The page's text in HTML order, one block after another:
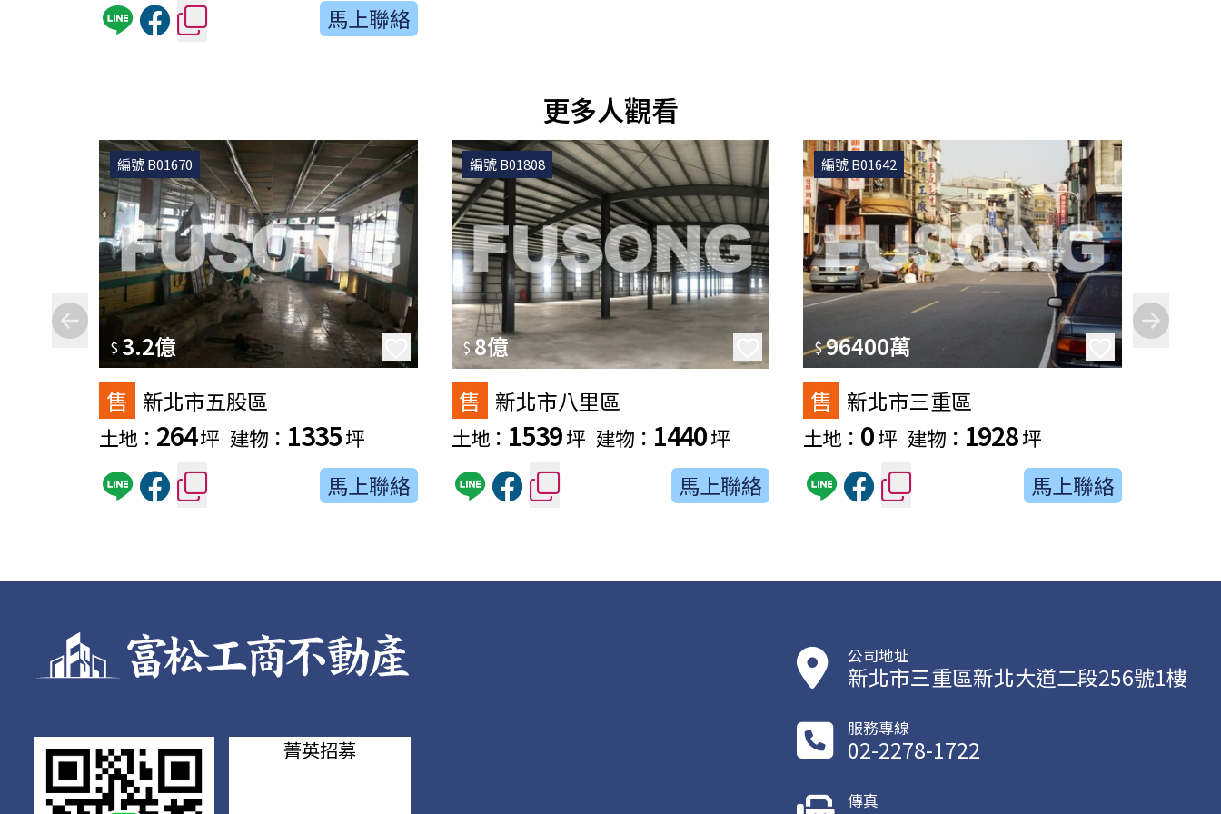
馬上聯絡
更多人觀看
編號 B01670
$ 3.2億
售 新北市五股區
土地： 264坪 建物： 1335坪
馬上聯絡
編號 B01808
$8億
售 新北市八里區
土地： 1539坪 建物： 1440坪
馬上聯絡
編號 B01642
$96400萬
售 新北市三重區
土地： 0坪 建物： 1928坪
馬上聯絡
菁英招募
公司地址
新北市三重區新北大道二段256號1樓
服務專線
02-2278-1722
傳真